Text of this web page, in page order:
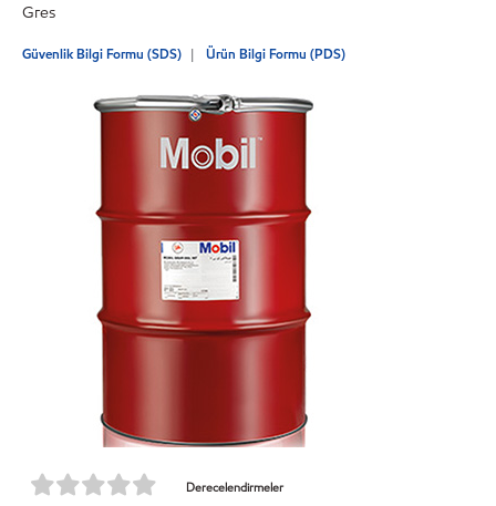
Gres
Güvenlik Bilgi Formu (SDS) Ürün Bilgi Formu (PDS)
Derecelendirmeler